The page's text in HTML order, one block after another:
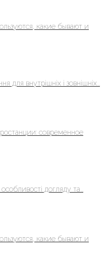
какие бывают и
для внутрішніх і зовнішніх...
современное
догляду та...
какие бывают и